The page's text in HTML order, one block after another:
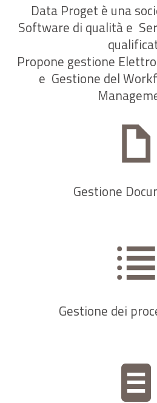
Data Proget è una
Software di qualità e
Propone gestione
e Gestione del
Gestione
Gestione dei